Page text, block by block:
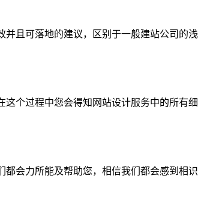
且可落地的建议，区别于一般建站公司的
个过程中您会得知网站设计服务中的所有
会力所能及帮助您，相信我们都会感到相